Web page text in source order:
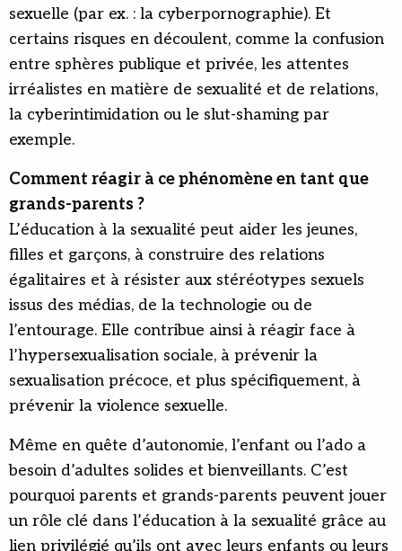
sexuelle (par ex. : la cyberpornographie). Et
certains risques en découlent, comme la confusion
entre sphères publique et privée, les attentes
irréalistes en matière de sexualité et de relations,
la cyberintimidation ou le slut-shaming par
exemple.
Comment réagir à ce phénomène en tant que
grands-parents ?
L’éducation à la sexualité peut aider les jeunes,
filles et garçons, à construire des relations
égalitaires et à résister aux stéréotypes sexuels
issus des médias, de la technologie ou de
l’entourage. Elle contribue ainsi à réagir face à
l’hypersexualisation sociale, à prévenir la
sexualisation précoce, et plus spécifiquement, à
prévenir la violence sexuelle.
Même en quête d’autonomie, l’enfant ou l’ado a
besoin d’adultes solides et bienveillants. C’est
pourquoi parents et grands-parents peuvent jouer
un rôle clé dans l’éducation à la sexualité grâce au
lien privilégié qu’ils ont avec leurs enfants ou leurs